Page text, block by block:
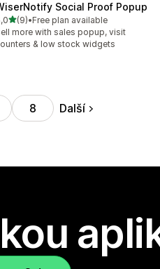
Social Proof Popup
z 5 hvězd
(9) počet recenzí: 9
•Free plan available
more with sales popup, visit
& low stock widgets
8 Další